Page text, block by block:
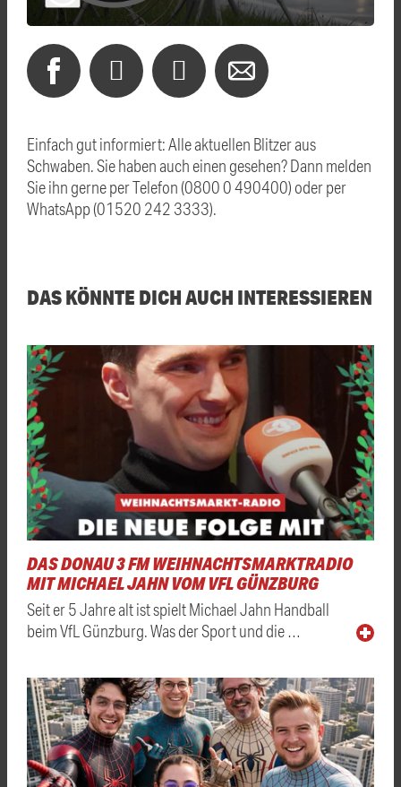
Einfach gut informiert: Alle aktuellen Blitzer aus
Schwaben. Sie haben auch einen gesehen? Dann melden
Sie ihn gerne per Telefon (0800 0 490400) oder per
WhatsApp (01520 242 3333).
DAS KÖNNTE DICH AUCH INTERESSIEREN
DAS DONAU 3 FM WEIHNACHTSMARKTRADIO
MIT MICHAEL JAHN VOM VFL GÜNZBURG
Seit er 5 Jahre alt ist spielt Michael Jahn Handball
beim VfL Günzburg. Was der Sport und die …